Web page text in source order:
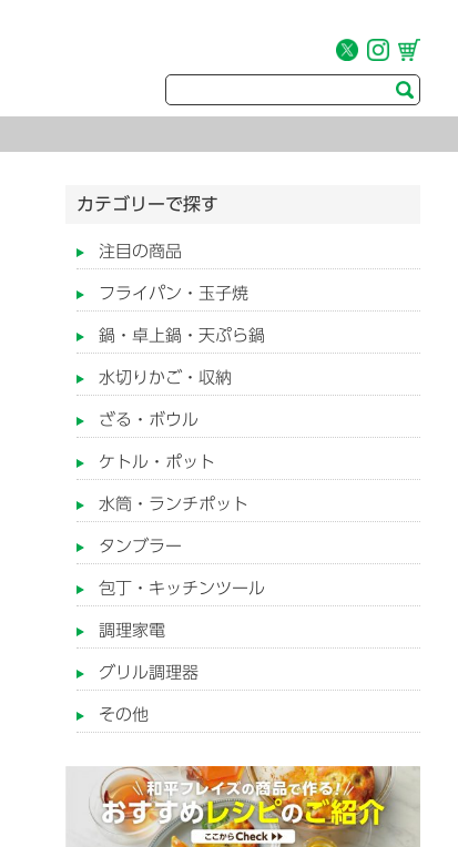
カテゴリーで探す
注目の商品
フライパン・玉子焼
鍋・卓上鍋・天ぷら鍋
水切りかご・収納
ざる・ボウル
ケトル・ポット
水筒・ランチポット
タンブラー
包丁・キッチンツール
調理家電
グリル調理器
その他